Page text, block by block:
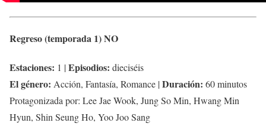
Regreso (temporada 1)NO
Estaciones: 1 |Episodios: dieciséis
El género: Acción, Fantasía, Romance |Duración: 60 minutos
Protagonizada por: Lee Jae Wook, Jung So Min, Hwang Min
Hyun, Shin Seung Ho, Yoo Joo Sang